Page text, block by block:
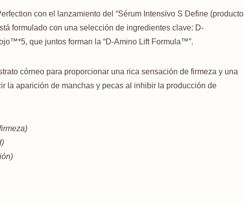
con el lanzamiento del “Sérum Intensivo S Define (producto
formulado con una selección de ingredientes clave: D-
que juntos forman la “D-Amino Lift Formula™”.
córneo para proporcionar una rica sensación de firmeza y una
la aparición de manchas y pecas al inhibir la producción de